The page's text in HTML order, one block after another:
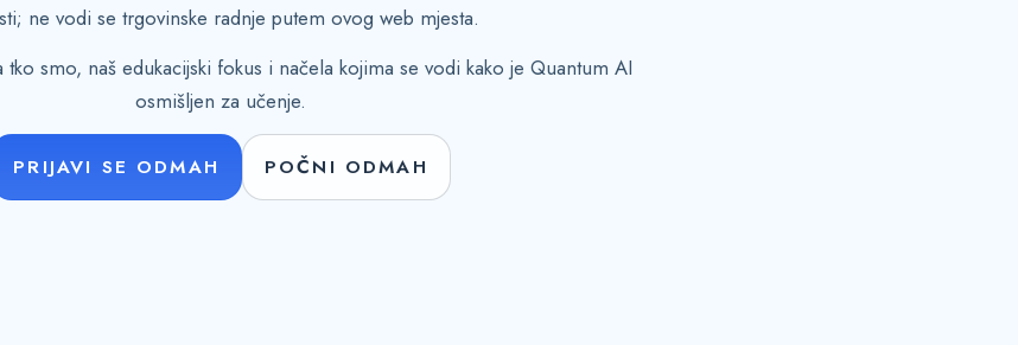
ne vodi se trgovinske radnje putem ovog web mjesta.
tko smo, naš edukacijski fokus i načela kojima se vodi kako je Quantum AI
osmišljen za učenje.
PRIJAVI SE ODMAH POČNI ODMAH